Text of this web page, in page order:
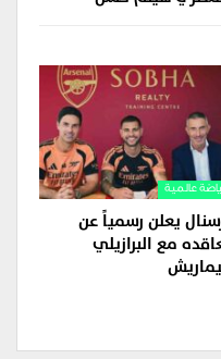
عالمية
يعلن رسمياً عن
مع البرازيلي